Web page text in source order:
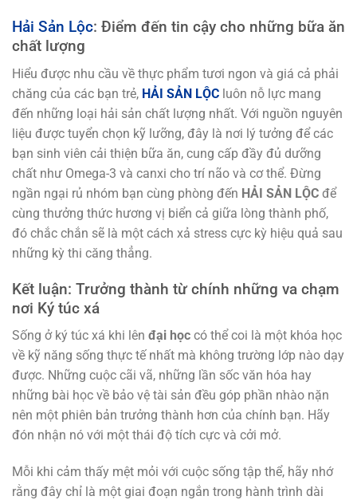
Hải Sản Lộc: Điểm đến tin cậy cho những bữa ăn
chất lượng
Hiểu được nhu cầu về thực phẩm tươi ngon và giá cả phải
chăng của các bạn trẻ, HẢI SẢN LỘC luôn nỗ lực mang
đến những loại hải sản chất lượng nhất. Với nguồn nguyên
liệu được tuyển chọn kỹ lưỡng, đây là nơi lý tưởng để các
bạn sinh viên cải thiện bữa ăn, cung cấp đầy đủ dưỡng
chất như Omega-3 và canxi cho trí não và cơ thể. Đừng
ngần ngại rủ nhóm bạn cùng phòng đến HẢI SẢN LỘC để
cùng thưởng thức hương vị biển cả giữa lòng thành phố,
đó chắc chắn sẽ là một cách xả stress cực kỳ hiệu quả sau
những kỳ thi căng thẳng.
Kết luận: Trưởng thành từ chính những va chạm
nơi Ký túc xá
Sống ở ký túc xá khi lên đại học có thể coi là một khóa học
về kỹ năng sống thực tế nhất mà không trường lớp nào dạy
được. Những cuộc cãi vã, những lần sốc văn hóa hay
những bài học về bảo vệ tài sản đều góp phần nhào nặn
nên một phiên bản trưởng thành hơn của chính bạn. Hãy
đón nhận nó với một thái độ tích cực và cởi mở.
Mỗi khi cảm thấy mệt mỏi với cuộc sống tập thể, hãy nhớ
rằng đây chỉ là một giai đoạn ngắn trong hành trình dài